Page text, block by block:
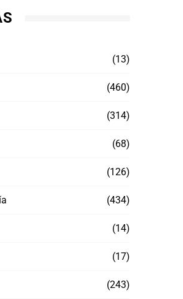
(13)
(460)
(314)
(68)
(126)
(434)
(14)
(17)
(243)